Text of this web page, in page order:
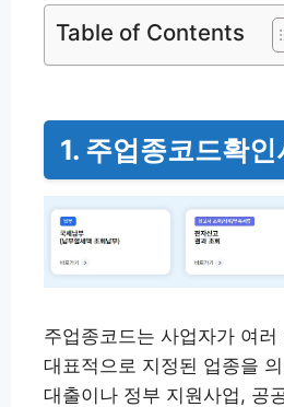
Table of Contents
1. 주업종코드확
주업종코드는 사업자가 여
대표적으로 지정된 업종을
대출이나 정부 지원사업, 공